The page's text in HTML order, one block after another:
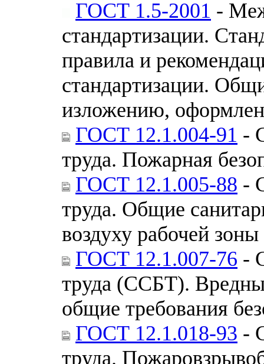
ГОСТ 1.5-2001 -
стандартизации.
правила и
стандартизации.
изложению,
ГОСТ 12.1.004-91 -
труда. Пожарная
ГОСТ 12.1.005-88 -
труда. Общие
воздуху рабочей зоны
ГОСТ 12.1.007-76 -
труда (ССБТ).
общие требования
ГОСТ 12.1.018-93 -
труда.